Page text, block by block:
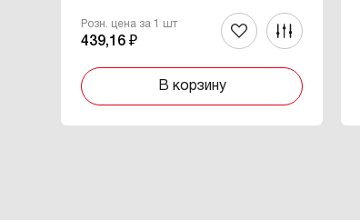
Розн. цена за 1 шт
439,16 ₽
В корзину